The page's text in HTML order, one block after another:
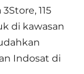
115
di kawasan
Indosat di